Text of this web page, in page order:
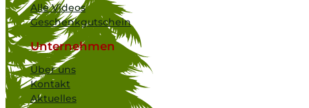
Alle Videos
Geschenkgutschein
Unternehmen
Über uns
Kontakt
Aktuelles